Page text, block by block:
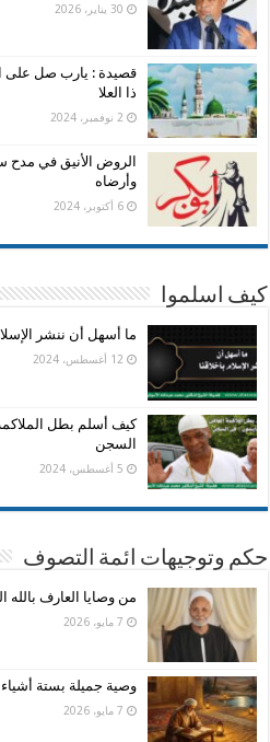
30 يناير، 2026
قصيدة : يارب صل على
ذا العلا
2 نوفمبر، 2024
الروض الأنيق في مدح
وأرضاه
6 أكتوبر، 2024
كيف اسلموا
ما أسهل أن ننشر
12 أغسطس، 2024
كيف أسلم بطل
السجن
5 أغسطس، 2024
حكم وتوجيهات ائمة التصوف
من وصايا العارف
7 مايو، 2026
وصية جميلة بستة أشياء
7 مايو، 2026